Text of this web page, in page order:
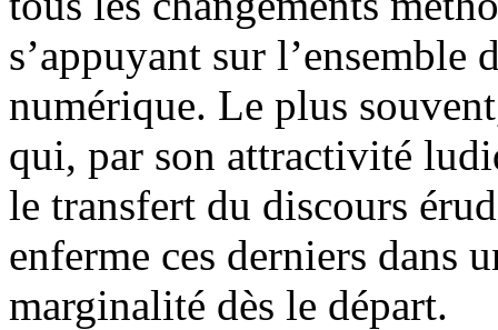
s’appuyant sur l’ensemble
numérique. Le plus
qui, par son attractivité
le transfert du discours
enferme ces derniers dans
marginalité dès le départ.